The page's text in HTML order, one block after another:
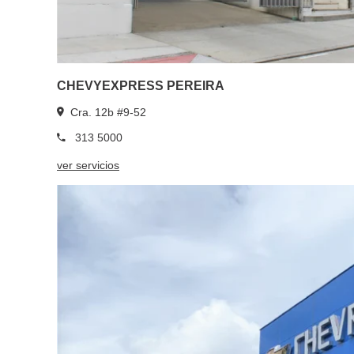
CHEVYEXPRESS PEREIRA
Cra. 12b #9-52
313 5000
ver servicios